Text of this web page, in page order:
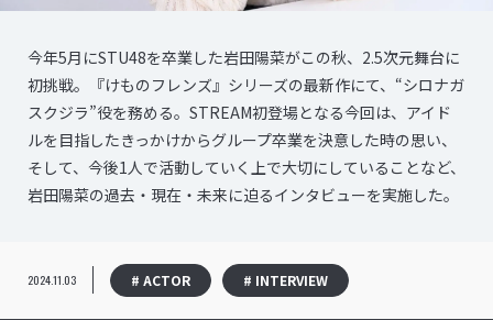
今年5月にSTU48を卒業した岩田陽菜がこの秋、2.5次元舞台に
初挑戦。『けものフレンズ』シリーズの最新作にて、“シロナガ
スクジラ”役を務める。STREAM初登場となる今回は、アイド
ルを目指したきっかけからグループ卒業を決意した時の思い、
そして、今後1人で活動していく上で大切にしていることなど、
岩田陽菜の過去・現在・未来に迫るインタビューを実施した。
2024.11.03 # ACTOR # INTERVIEW